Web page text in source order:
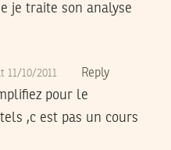
je traite son analyse
11/10/2011 Reply
pour le
,c est pas un cours